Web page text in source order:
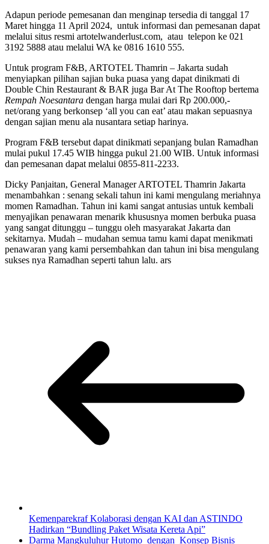
Adapun periode pemesanan dan menginap tersedia di tanggal 17
Maret hingga 11 April 2024, untuk informasi dan pemesanan dapat
melalui situs resmi artotelwanderlust.com, atau telepon ke 021
3192 5888 atau melalui WA ke 0816 1610 555.
Untuk program F&B, ARTOTEL Thamrin – Jakarta sudah
menyiapkan pilihan sajian buka puasa yang dapat dinikmati di
Double Chin Restaurant & BAR juga Bar At The Rooftop bertema
Rempah Noesantara dengan harga mulai dari Rp 200.000,-
net/orang yang berkonsep ‘all you can eat’ atau makan sepuasnya
dengan sajian menu ala nusantara setiap harinya.
Program F&B tersebut dapat dinikmati sepanjang bulan Ramadhan
mulai pukul 17.45 WIB hingga pukul 21.00 WIB. Untuk informasi
dan pemesanan dapat melalui 0855-811-2233.
Dicky Panjaitan, General Manager ARTOTEL Thamrin Jakarta
menambahkan : senang sekali tahun ini kami mengulang meriahnya
momen Ramadhan. Tahun ini kami sangat antusias untuk kembali
menyajikan penawaran menarik khususnya momen berbuka puasa
yang sangat ditunggu – tunggu oleh masyarakat Jakarta dan
sekitarnya. Mudah – mudahan semua tamu kami dapat menikmati
penawaran yang kami persembahkan dan tahun ini bisa mengulang
sukses nya Ramadhan seperti tahun lalu. ars
Kemenparekraf Kolaborasi dengan KAI dan ASTINDO
Hadirkan “Bundling Paket Wisata Kereta Api”
Darma Mangkuluhur Hutomo dengan Konsep Bisnis